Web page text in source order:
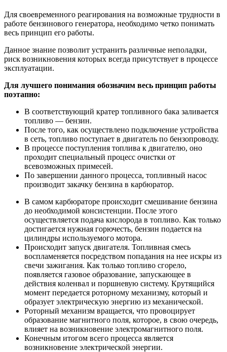
Для своевременного реагирования на возможные трудности в
работе бензинового генератора, необходимо четко понимать
весь принцип его работы.
Данное знание позволит устранить различные неполадки,
риск возникновения которых всегда присутствует в процессе
эксплуатации.
Для лучшего понимания обозначим весь принцип работы
поэтапно:
В соответствующий кратер топливного бака заливается
топливо — бензин.
После того, как осуществлено подключение устройства
в сеть, топливо поступает в двигатель по бензопроводу.
В процессе поступления топлива к двигателю, оно
проходит специальный процесс очистки от
всевозможных примесей.
По завершении данного процесса, топливный насос
производит закачку бензина в карбюратор.
В самом карбюраторе происходит смешивание бензина
до необходимой консистенции. После этого
осуществляется подача кислорода в топливо. Как только
достигается нужная горючесть, бензин подается на
цилиндры используемого мотора.
Происходит запуск двигателя. Топливная смесь
воспламеняется посредством попадания на нее искры из
свечи зажигания. Как только топливо сгорело,
появляется газовое образование, запускающее в
действия коленвал и поршневую систему. Крутящийся
момент передается роторному механизму, который и
образует электрическую энергию из механической.
Роторный механизм вращается, что провоцирует
образование магнитного поля, которое, в свою очередь,
влияет на возникновение электромагнитного поля.
Конечным итогом всего процесса является
возникновение электрической энергии.